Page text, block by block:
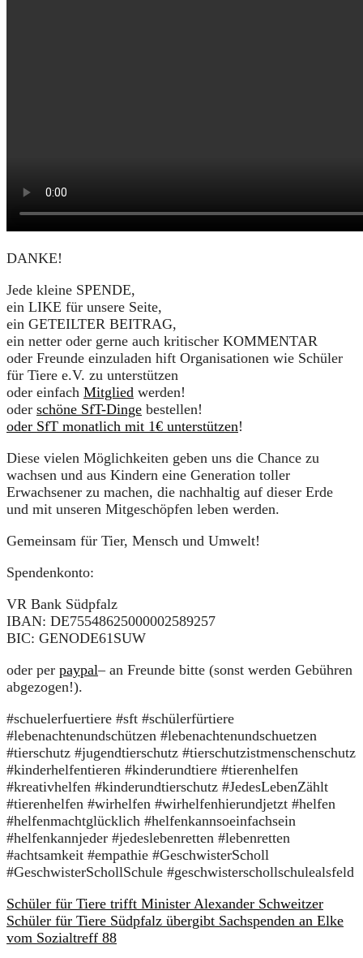
DANKE!
Jede kleine SPENDE,
ein LIKE für unsere Seite,
ein GETEILTER BEITRAG,
ein netter oder gerne auch kritischer KOMMENTAR
oder Freunde einzuladen hift Organisationen wie Schüler
für Tiere e.V. zu unterstützen
oder einfach Mitglied werden!
oder schöne SfT-Dinge bestellen!
oder SfT monatlich mit 1€ unterstützen!
Diese vielen Möglichkeiten geben uns die Chance zu
wachsen und aus Kindern eine Generation toller
Erwachsener zu machen, die nachhaltig auf dieser Erde
und mit unseren Mitgeschöpfen leben werden.
Gemeinsam für Tier, Mensch und Umwelt!
Spendenkonto:
VR Bank Südpfalz
IBAN: DE75548625000002589257
BIC: GENODE61SUW
oder per paypal– an Freunde bitte (sonst werden Gebühren
abgezogen!).
#schuelerfuertiere #sft #schülerfürtiere
#lebenachtenundschützen #lebenachtenundschuetzen
#tierschutz #jugendtierschutz #tierschutzistmenschenschutz
#kinderhelfentieren #kinderundtiere #tierenhelfen
#kreativhelfen #kinderundtierschutz #JedesLebenZählt
#tierenhelfen #wirhelfen #wirhelfenhierundjetzt #helfen
#helfenmachtglücklich #helfenkannsoeinfachsein
#helfenkannjeder #jedeslebenretten #lebenretten
#achtsamkeit #empathie #GeschwisterScholl
#GeschwisterSchollSchule #geschwisterschollschulealsfeld
Schüler für Tiere trifft Minister Alexander Schweitzer
Schüler für Tiere Südpfalz übergibt Sachspenden an Elke
vom Sozialtreff 88